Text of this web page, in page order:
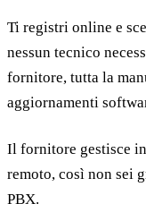
Ti registri online e
nessun tecnico
fornitore, tutta la
aggiornamenti
Il fornitore gestisce
remoto, così non sei
PBX.